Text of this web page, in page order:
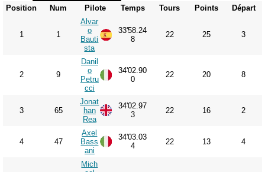
Position Num Pilote Temps Tours Points Départ
1 1
Alvar
o
Bauti
sta
33'58.24
8
22 25 3
2 9
Danil
o
Petru
cci
34'02.90
0
22 20 8
3 65
Jonat
han
Rea
34'02.97
3
22 16 2
4 47
Axel
Bass
ani
34'03.03
4
22 13 4
Mich